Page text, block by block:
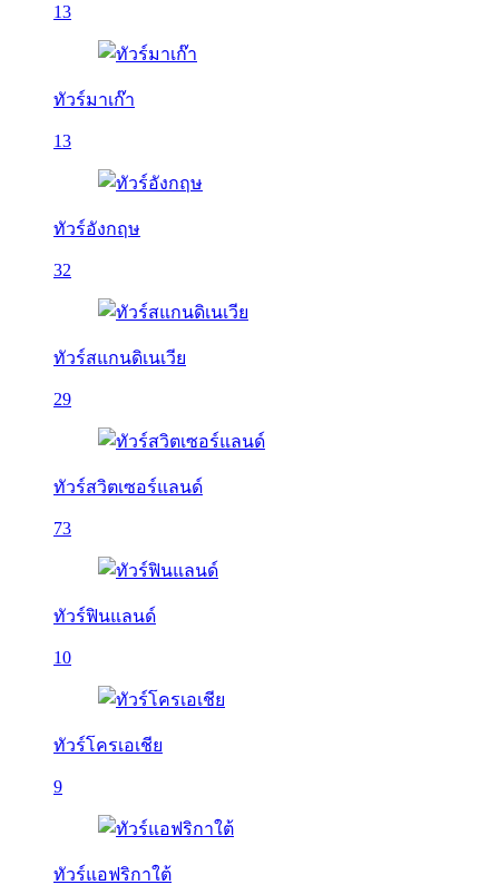
13
ทัวร์มาเก๊า
13
ทัวร์อังกฤษ
32
ทัวร์สแกนดิเนเวีย
29
ทัวร์สวิตเซอร์แลนด์
73
ทัวร์ฟินแลนด์
10
ทัวร์โครเอเชีย
9
ทัวร์แอฟริกาใต้